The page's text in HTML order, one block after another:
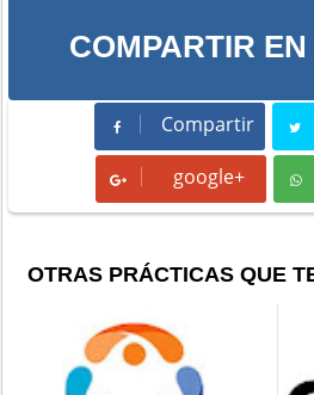
COMPARTIR
Compartir
Compartir
google+
OTRAS PRÁCTICAS QUE